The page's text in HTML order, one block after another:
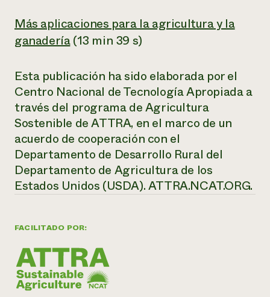
FACILITADO POR:
Más aplicaciones para la agricultura y la
ganadería(13 min 39 s)
Esta publicación ha sido elaborada por el
Centro Nacional de Tecnología Apropiada a
través del programa de Agricultura
Sostenible de ATTRA, en el marco de un
acuerdo de cooperación con el
Departamento de Desarrollo Rural del
Departamento de Agricultura de los
Estados Unidos (USDA).ATTRA.NCAT.ORG.